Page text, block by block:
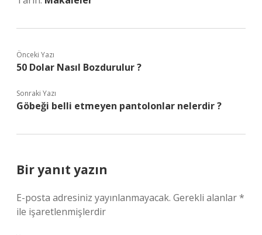
Önceki Yazı
50 Dolar Nasıl Bozdurulur ?
Sonraki Yazı
Göbeği belli etmeyen pantolonlar nelerdir ?
Bir yanıt yazın
E-posta adresiniz yayınlanmayacak. Gerekli alanlar*
ile işaretlenmişlerdir